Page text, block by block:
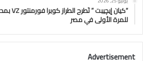
للمرة الأولى في مصر
Advertisement